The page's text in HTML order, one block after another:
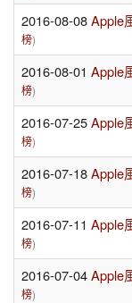
2016-08-08Apple
榜)
2016-08-01 Apple
榜)
2016-07-25Apple
榜)
2016-07-18Apple
榜)
2016-07-11 Apple
榜)
2016-07-04Apple
榜)